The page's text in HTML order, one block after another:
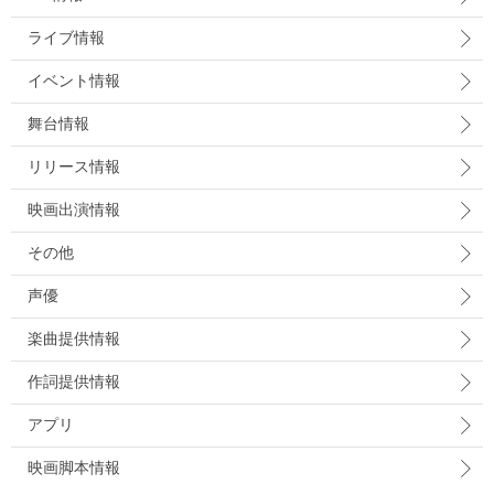
ライブ情報
イベント情報
舞台情報
リリース情報
映画出演情報
その他
声優
楽曲提供情報
作詞提供情報
アプリ
映画脚本情報